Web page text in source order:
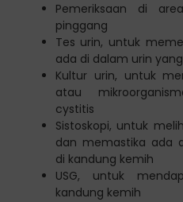
Pemeriksaan di
pinggang
Tes urin, untuk
ada di dalam urin
Kultur urin, untuk
atau
cystitis
Sistoskopi, untuk
dan memastika ada
di kandung kemih
USG, untuk
kandung kemih